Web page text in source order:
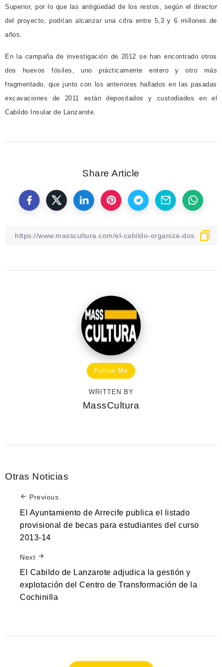
Superior, por lo que las antigüedad de los restos, según el director
del proyecto, podrían alcanzar una cifra entre 5,3 y 6 millones de
años.
En la campaña de investigación de 2012 se han encontrado otros
dos huevos fósiles, uno prácticamente entero y otro más
fragmentado, que junto con los anteriores hallados en las pasadas
excavaciones de 2011 están depositados y custodiados en el
Cabildo Insular de Lanzarote.
Share Article
Follow Me
WRITTEN BY
MassCultura
Otras Noticias
Previous
El Ayuntamiento de Arrecife publica el listado
provisional de becas para estudiantes del curso
2013-14
Next
El Cabildo de Lanzarote adjudica la gestión y
explotación del Centro de Transformación de la
Cochinilla